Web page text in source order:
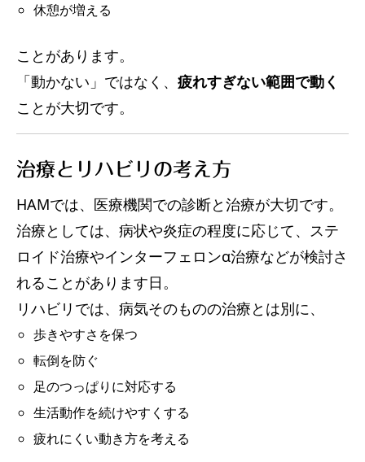
休憩が増える
ことがあります。
「動かない」ではなく、 疲れすぎない範囲で動く
ことが大切です。
治療とリハビリの考え方
HAMでは、医療機関での診断と治療が大切です。
治療としては、病状や炎症の程度に応じて、ステ
ロイド治療やインターフェロンα治療などが検討さ
れることがあります日。
リハビリでは、病気そのものの治療とは別に、
歩きやすさを保つ
転倒を防ぐ
足のつっぱりに対応する
生活動作を続けやすくする
疲れにくい動き方を考える